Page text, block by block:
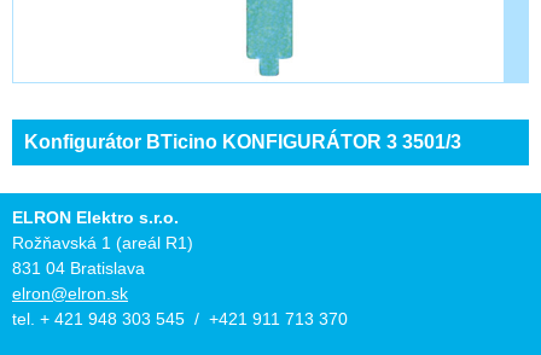
Konfigurátor BTicino KONFIGURÁTOR 3 3501/3
ELRON Elektro s.r.o.
Rožňavská 1 (areál R1)
831 04 Bratislava
elron@elron.sk
tel. + 421 948 303 545 / +421 911 713 370